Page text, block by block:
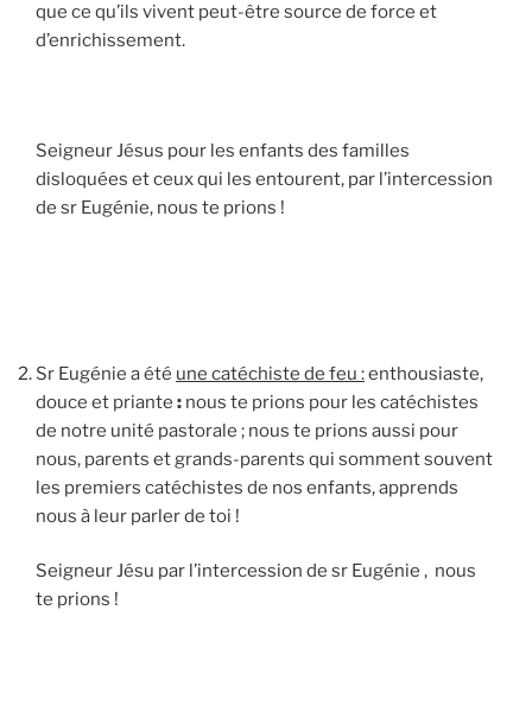
que ce qu’ils vivent peut-être source de force et
d’enrichissement.
Seigneur Jésus pour les enfants des familles
disloquées et ceux qui les entourent, par l’intercession
de sr Eugénie, nous te prions !
Sr Eugénie a été une catéchiste de feu :enthousiaste,
douce et priante : nous te prions pour les catéchistes
de notre unité pastorale ; nous te prions aussi pour
nous, parents et grands-parents qui somment souvent
les premiers catéchistes de nos enfants, apprends
nous à leur parler de toi !
Seigneur Jésu par l’intercession de sr Eugénie , nous
te prions !